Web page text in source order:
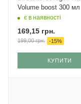
Volume boost 300 мл
є в наявності
169,15 грн.
199,00грн. -15%
КУПИТИ